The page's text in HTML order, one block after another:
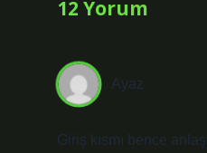
12 Yorum
Ayaz
Giriş kısmı bence